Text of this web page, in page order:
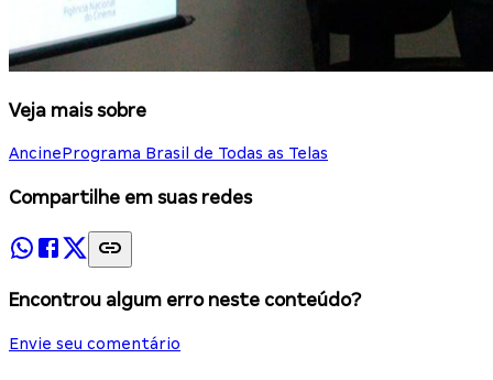
Veja mais sobre
AncinePrograma Brasil de Todas as Telas
Compartilhe em suas redes
Encontrou algum erro neste conteúdo?
Envie seu comentário